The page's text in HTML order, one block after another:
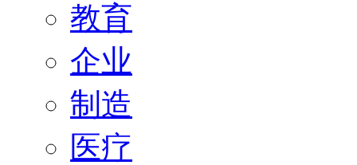
教育
企业
制造
医疗